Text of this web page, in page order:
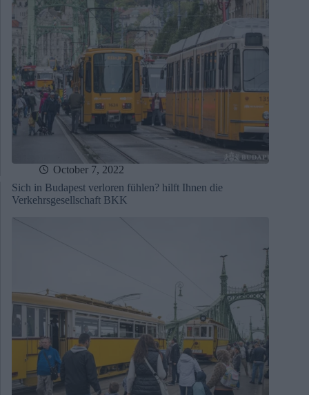
October 7, 2022
Sich in Budapest verloren fühlen? hilft Ihnen die
Verkehrsgesellschaft BKK